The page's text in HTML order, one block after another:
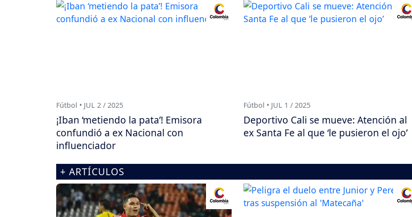
Fútbol • JUL 2 / 2025
¡Iban ‘metiendo la pata’! Emisora
confundió a ex Nacional con
influenciador
Fútbol • JUL 1 / 2025
Deportivo Cali se mueve: Atención al
ex Santa Fe al que ‘le pusieron el ojo’
+ ARTÍCULOS